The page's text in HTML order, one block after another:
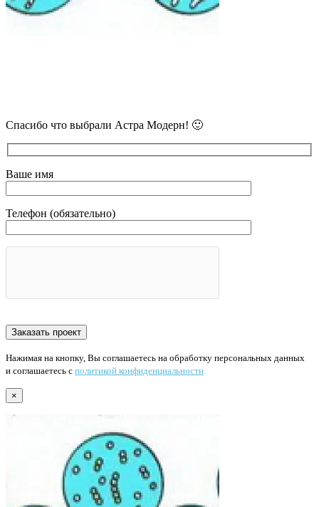
Спасибо что выбрали Астра Модерн! 🙂
Ваше имя
Телефон (обязательно)
Нажимая на кнопку, Вы соглашаетесь на обработку персональных данных
и соглашаетесь с политикой конфиденциальности.
×